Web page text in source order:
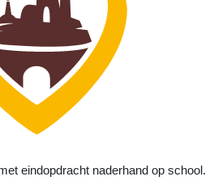
eindopdracht naderhand op school.